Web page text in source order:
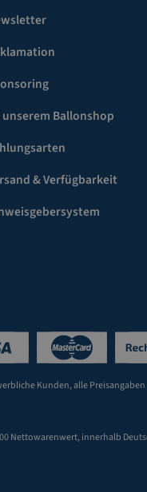
unserem Ballonshop
& Verfügbarkeit
Kunden, alle
Nettowarenwert, innerhalb